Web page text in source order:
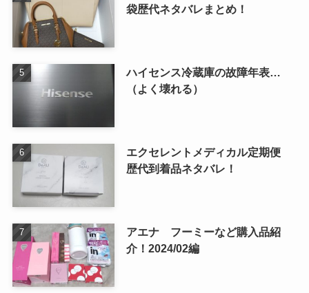
袋歴代ネタバレまとめ！
ハイセンス冷蔵庫の故障年表…
（よく壊れる）
エクセレントメディカル定期便
歴代到着品ネタバレ！
アエナ フーミーなど購入品紹
介！2024/02編